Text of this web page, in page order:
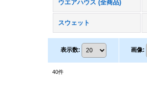
ウエアハウス (全商品)
スウェット
表示数: 画像:
40件